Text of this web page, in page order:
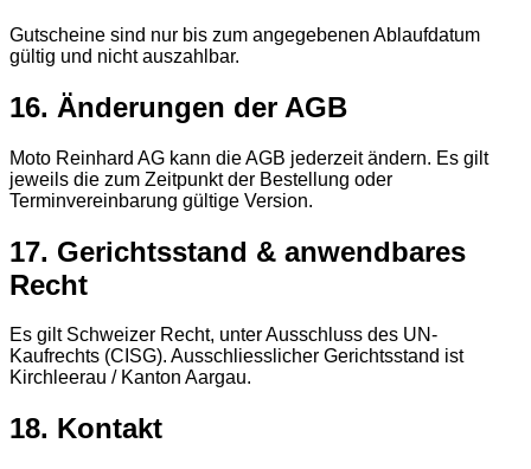
Gutscheine sind nur bis zum angegebenen Ablaufdatum
gültig und nicht auszahlbar.
16. Änderungen der AGB
Moto Reinhard AG kann die AGB jederzeit ändern. Es gilt
jeweils die zum Zeitpunkt der Bestellung oder
Terminvereinbarung gültige Version.
17. Gerichtsstand & anwendbares
Recht
Es gilt Schweizer Recht, unter Ausschluss des UN-
Kaufrechts (CISG). Ausschliesslicher Gerichtsstand ist
Kirchleerau / Kanton Aargau.
18. Kontakt